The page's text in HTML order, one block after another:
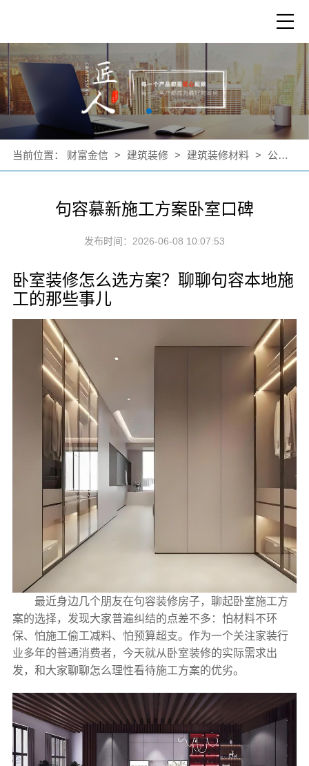
当前位置： 财富金信 > 建筑装修 > 建筑装修材料 > 公司新闻
句容慕新施工方案卧室口碑
发布时间：2026-06-08 10:07:53
卧室装修怎么选方案？聊聊句容本地施
工的那些事儿
最近身边几个朋友在句容装修房子，聊起卧室施工方
案的选择，发现大家普遍纠结的点差不多：怕材料不环
保、怕施工偷工减料、怕预算超支。作为一个关注家装行
业多年的普通消费者，今天就从卧室装修的实际需求出
发，和大家聊聊怎么理性看待施工方案的优劣。